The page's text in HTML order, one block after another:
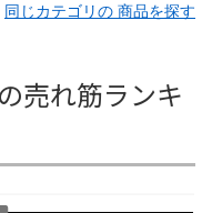
同じカテゴリの 商品を探す
売れ筋ランキ